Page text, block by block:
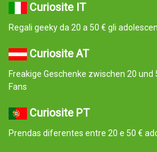
Curiosite IT
Regali geeky da 20 a 50 € gli
Curiosite AT
Freakige Geschenke zwischen 20
Fans
Curiosite PT
Prendas diferentes entre 20 e 50 €